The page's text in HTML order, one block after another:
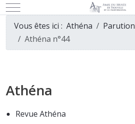
Mobile Menu Toggle
Vous êtes ici : Athéna
Athéna n°44
Athéna
Revue Athéna